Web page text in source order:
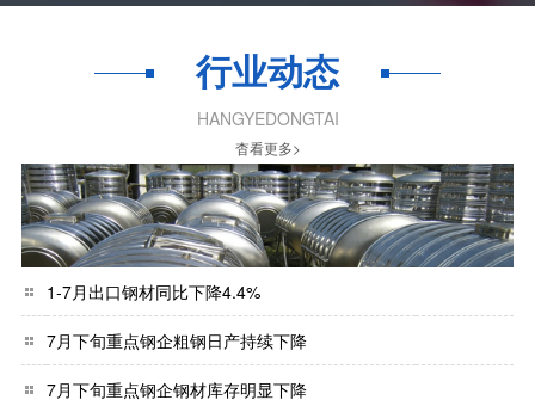
行业动态
HANGYEDONGTAI
杳看更多>
1-7月出口钢材同比下降4.4%
7月下旬重点钢企粗钢日产持续下降
7月下旬重点钢企钢材库存明显下降